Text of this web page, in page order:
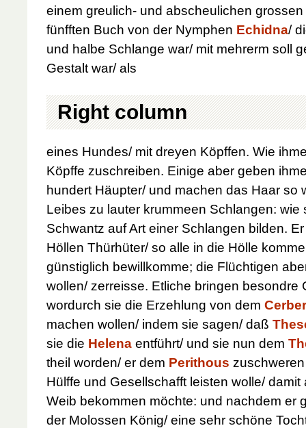
einem greulich- und abscheulichen
fünfften Buch von der Nymphen Echidna/
und halbe Schlange war/ mit mehrerm soll
Gestalt war/ als
Right column
eines Hundes/ mit dreyen Köpffen. Wie
Köpffe zuschreiben. Einige aber geben
hundert Häupter/ und machen das Haar so
Leibes zu lauter krummeen Schlangen: wie
Schwantz auf Art einer Schlangen bilden.
Höllen Thürhüter/ so alle in die Hölle
günstiglich bewillkomme; die Flüchtigen
wollen/ zerreisse. Etliche bringen besondre
wordurch sie die Erzehlung von dem
machen wollen/ indem sie sagen/ daß
sie die Helena entführt/ und sie nun dem
theil worden/ er dem Perithous
Hülffe und Gesellschafft leisten wolle/
Weib bekommen möchte: und nachdem er
der Molossen König/ eine sehr schöne